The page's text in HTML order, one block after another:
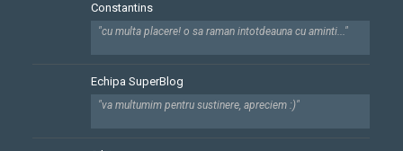
Constantins
"cu multa placere! o sa raman intotdeauna cu aminti..."
Echipa SuperBlog
"va multumim pentru sustinere, apreciem :)"